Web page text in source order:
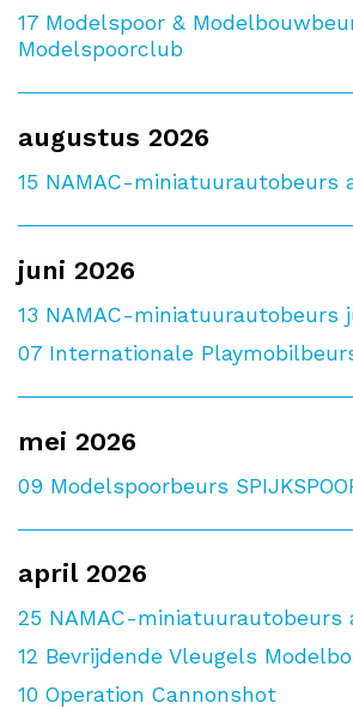
17 Modelspoor &
Modelspoorclub
augustus 2026
15 NAMAC-miniatuurautobeurs
juni 2026
13 NAMAC-miniatuurautobeurs
07 Internationale
mei 2026
09 Modelspoorbeurs
april 2026
25 NAMAC-miniatuurautobeurs
12 Bevrijdende Vleugels
10 Operation Cannonshot